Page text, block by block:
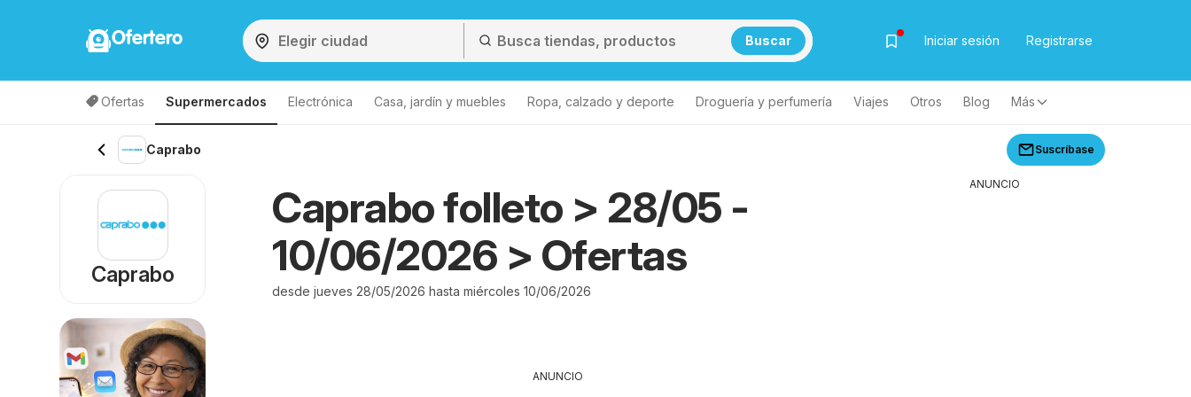
Ofertero Buscar Iniciar sesión Registrarse
Ofertas Supermercados Electrónica Casa, jardín y muebles Ropa, calzado y deporte Droguería y perfumería Viajes Otros Blog Más
Caprabo Suscríbase
Caprabo folleto > 28/05 -
10/06/2026 > Ofertas
desde jueves 28/05/2026 hasta miércoles 10/06/2026
ANUNCIO
Caprabo
ANUNCIO